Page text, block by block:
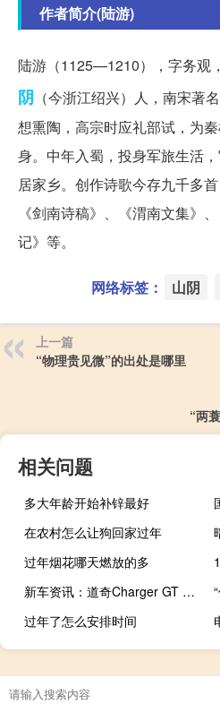
作者简介(陆游)
陆游（1125—1210），字务观
阴 （今浙江绍兴）人，南宋著
想熏陶，高宗时应礼部试，为
身。中年入蜀，投身军旅生活
居家乡。创作诗歌今存九千多
《剑南诗稿》、《渭南文集》
记》等。
网络标签： 山阴
上一篇
“物理贵见微”的出处是哪里
“两
相关问题
多大年龄开始补锌最好
在农村怎么让狗回家过年
过年烟花哪天燃放的多
新车资讯：道奇Charger GT AWD被称为冬季勇士
过年了怎么安排时间